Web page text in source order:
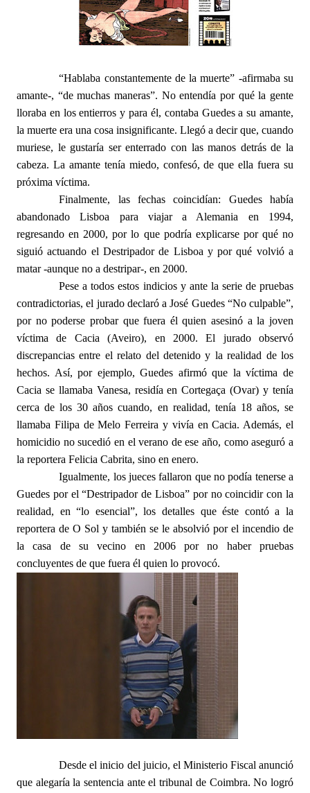
“Hablaba constantemente de la muerte” -afirmaba su
amante-, “de muchas maneras”. No entendía por qué la gente
lloraba en los entierros y para él, contaba Guedes a su amante,
la muerte era una cosa insignificante. Llegó a decir que, cuando
muriese, le gustaría ser enterrado con las manos detrás de la
cabeza. La amante tenía miedo, confesó, de que ella fuera su
próxima víctima.
Finalmente, las fechas coincidían: Guedes había
abandonado Lisboa para viajar a Alemania en 1994,
regresando en 2000, por lo que podría explicarse por qué no
siguió actuando el Destripador de Lisboa y por qué volvió a
matar -aunque no a destripar-, en 2000.
Pese a todos estos indicios y ante la serie de pruebas
contradictorias, el jurado declaró a José Guedes “No culpable”,
por no poderse probar que fuera él quien asesinó a la joven
víctima de Cacia (Aveiro), en 2000. El jurado observó
discrepancias entre el relato del detenido y la realidad de los
hechos. Así, por ejemplo, Guedes afirmó que la víctima de
Cacia se llamaba Vanesa, residía en Cortegaça (Ovar) y tenía
cerca de los 30 años cuando, en realidad, tenía 18 años, se
llamaba Filipa de Melo Ferreira y vivía en Cacia. Además, el
homicidio no sucedió en el verano de ese año, como aseguró a
la reportera Felicia Cabrita, sino en enero.
Igualmente, los jueces fallaron que no podía tenerse a
Guedes por el “Destripador de Lisboa” por no coincidir con la
realidad, en “lo esencial”, los detalles que éste contó a la
reportera de O Sol y también se le absolvió por el incendio de
la casa de su vecino en 2006 por no haber pruebas
concluyentes de que fuera él quien lo provocó.
Desde el inicio del juicio, el Ministerio Fiscal anunció
que alegaría la sentencia ante el tribunal de Coimbra. No logró